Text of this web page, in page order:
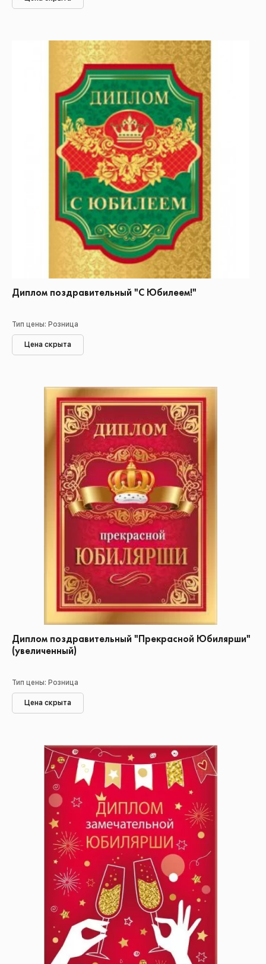
Диплом поздравительный "С Юбилеем!"
Тип цены: Розница
Цена скрыта
Диплом поздравительный "Прекрасной Юбилярши"
(увеличенный)
Тип цены: Розница
Цена скрыта